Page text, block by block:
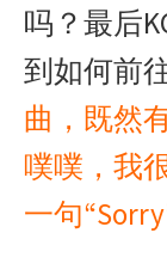
吗？最后
到如何前
曲，既然
噗噗，我
一句